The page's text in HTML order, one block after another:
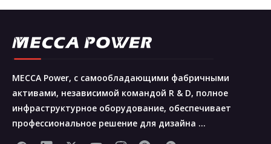
MECCA Power, с самообладающими фабричными
активами, независимой командой R & D, полное
инфраструктурное оборудование, обеспечивает
профессиональное решение для дизайна ...